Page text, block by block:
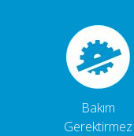
Bakım
Gerektirmez